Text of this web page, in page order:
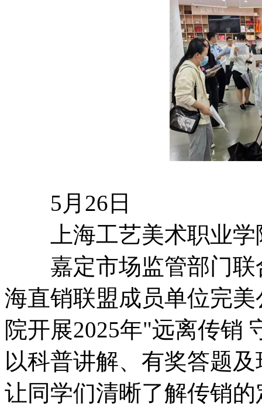
5月26日
上海工艺美术职业学
嘉定市场监管部门联
海直销联盟成员单位完
院开展2025年"远离传销
以科普讲解、有奖答题
让同学们清晰了解传销